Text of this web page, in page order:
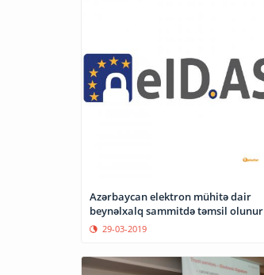
Azərbaycan elektron mühitə dair
beynəlxalq sammitdə təmsil olunur
29-03-2019